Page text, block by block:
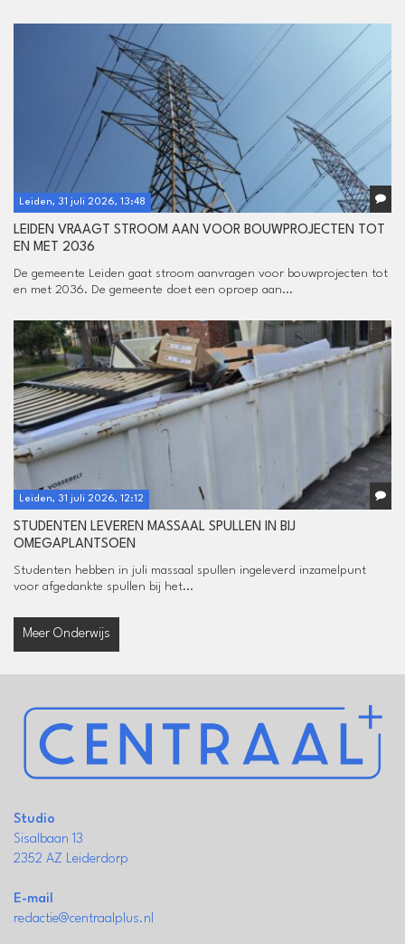
Leiden, 31 juli 2026, 13:48
LEIDEN VRAAGT STROOM AAN VOOR BOUWPROJECTEN TOT
EN MET 2036
De gemeente Leiden gaat stroom aanvragen voor bouwprojecten tot
en met 2036. De gemeente doet een oproep aan...
Leiden, 31 juli 2026, 12:12
STUDENTEN LEVEREN MASSAAL SPULLEN IN BIJ
OMEGAPLANTSOEN
Studenten hebben in juli massaal spullen ingeleverd inzamelpunt
voor afgedankte spullen bij het...
Meer Onderwijs
Studio
Sisalbaan 13
2352 AZ Leiderdorp
E-mail
redactie@centraalplus.nl